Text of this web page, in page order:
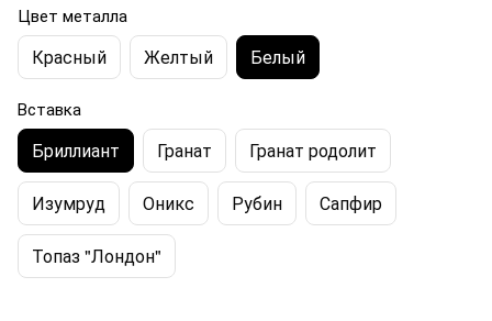
Цвет металла
Красный Желтый Белый
Вставка
Бриллиант Гранат Гранат родолит
Изумруд Оникс Рубин Сапфир
Топаз "Лондон"